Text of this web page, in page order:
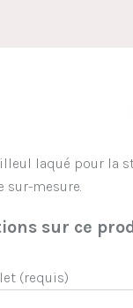
laqué pour la
sur-mesure.
sur ce
(requis)